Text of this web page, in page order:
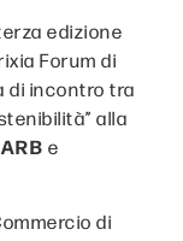
edizione
Forum di
di incontro tra
alla
e
di